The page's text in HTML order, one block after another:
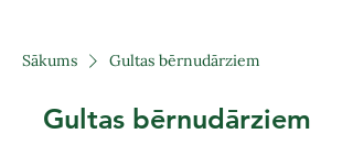
Sākums Gultas bērnudārziem
Gultas bērnudārziem